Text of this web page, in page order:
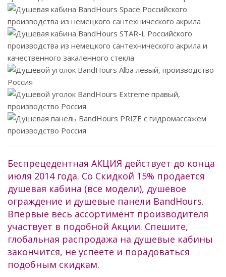
Беспрецедентная АКЦИЯ действует до конца
июля 2014 года. Со Скидкой 15% продается
душевая кабина (все модели), душевое
ограждение и душевые панели BandHours.
Впервые весь ассортимент производителя
участвует в подобной Акции. Спешите,
глобальная распродажа на душевые кабины
закончится, не успеете и порадоваться
подобным скидкам.